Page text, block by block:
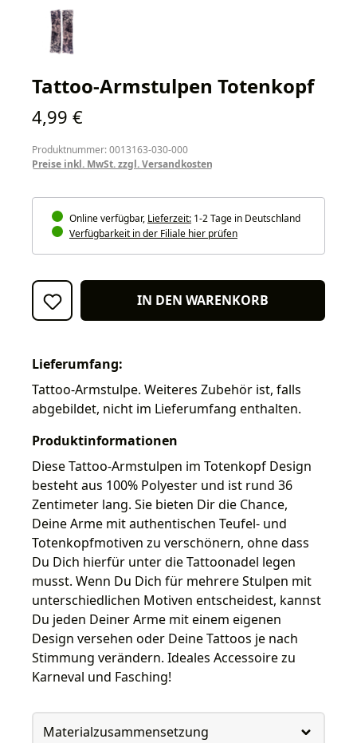
Tattoo-Armstulpen Totenkopf
Regulärer Preis:
4,99 €
Produktnummer: 0013163-030-000
Preise inkl. MwSt. zzgl. Versandkosten
Online verfügbar, Lieferzeit: 1-2 Tage in Deutschland
Verfügbarkeit in der Filiale hier prüfen
IN DEN WARENKORB
Lieferumfang:
Tattoo-Armstulpe. Weiteres Zubehör ist, falls
abgebildet, nicht im Lieferumfang enthalten.
Produktinformationen
Diese Tattoo-Armstulpen im Totenkopf Design
besteht aus 100% Polyester und ist rund 36
Zentimeter lang. Sie bieten Dir die Chance,
Deine Arme mit authentischen Teufel- und
Totenkopfmotiven zu verschönern, ohne dass
Du Dich hierfür unter die Tattoonadel legen
musst. Wenn Du Dich für mehrere Stulpen mit
unterschiedlichen Motiven entscheidest, kannst
Du jeden Deiner Arme mit einem eigenen
Design versehen oder Deine Tattoos je nach
Stimmung verändern. Ideales Accessoire zu
Karneval und Fasching!
Materialzusammensetzung